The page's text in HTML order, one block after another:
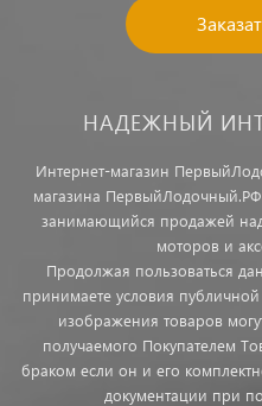
НАДЕЖНЫЙ
Интернет-магазин
магазина
занимающийся продажей
моторов и
Продолжая пользоваться
принимаете условия
изображения товаров
получаемого Покупателем
браком если он и его
документации при